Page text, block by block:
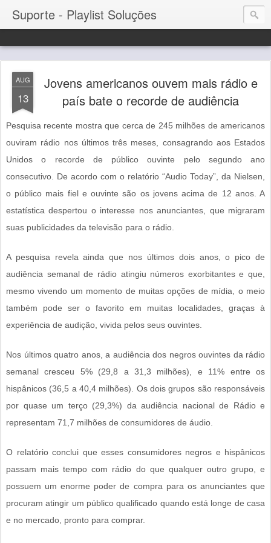
Suporte - Playlist Soluções
AUG
13
Jovens americanos ouvem mais rádio e
país bate o recorde de audiência
Pesquisa recente mostra que cerca de 245 milhões de americanos
ouviram rádio nos últimos três meses, consagrando aos Estados
Unidos o recorde de público ouvinte pelo segundo ano
consecutivo. De acordo com o relatório “Audio Today”, da Nielsen,
o público mais fiel e ouvinte são os jovens acima de 12 anos. A
estatística despertou o interesse nos anunciantes, que migraram
suas publicidades da televisão para o rádio.
A pesquisa revela ainda que nos últimos dois anos, o pico de
audiência semanal de rádio atingiu números exorbitantes e que,
mesmo vivendo um momento de muitas opções de mídia, o meio
também pode ser o favorito em muitas localidades, graças à
experiência de audição, vivida pelos seus ouvintes.
Nos últimos quatro anos, a audiência dos negros ouvintes da rádio
semanal cresceu 5% (29,8 a 31,3 milhões), e 11% entre os
hispânicos (36,5 a 40,4 milhões). Os dois grupos são responsáveis
por quase um terço (29,3%) da audiência nacional de Rádio e
representam 71,7 milhões de consumidores de áudio.
O relatório conclui que esses consumidores negros e hispânicos
passam mais tempo com rádio do que qualquer outro grupo, e
possuem um enorme poder de compra para os anunciantes que
procuram atingir um público qualificado quando está longe de casa
e no mercado, pronto para comprar.